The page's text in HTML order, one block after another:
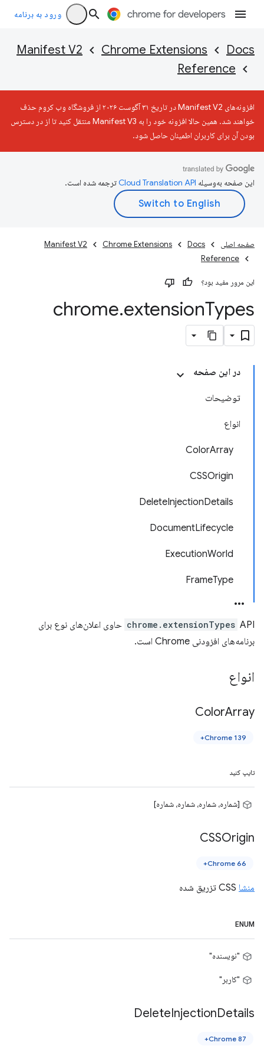
ورود به برنامه
Docs
Chrome Extensions
Manifest V2
Reference
افزونه‌های Manifest V2 در تاریخ ۳۱ آگوست ۲۰۲۶ از فروشگاه وب کروم حذف
خواهند شد. همین حالا افزونه خود را به Manifest V3 منتقل کنید تا از در دسترس
بودن آن برای کاربران اطمینان حاصل شود.
این صفحه به‌وسیله ترجمه شده است.
صفحه اصلی Docs
Chrome Extensions
Manifest V2
Reference
این مرور مفید بود؟
chrome.extensionTypes
در این صفحه
توضیحات
انواع
ColorArray
CSSOrigin
DeleteInjectionDetails
DocumentLifecycle
ExecutionWorld
FrameType
chrome.extensionTypes API حاوی اعلان‌های نوع برای
برنامه‌های افزودنی Chrome است.
انواع
ColorArray
Chrome 139+
تایپ کنید
[شماره، شماره، شماره، شماره]
CSSOrigin
Chrome 66+
منشا
ENUM
"نویسنده"
"کاربر"
DeleteInjectionDetails
Chrome 87+